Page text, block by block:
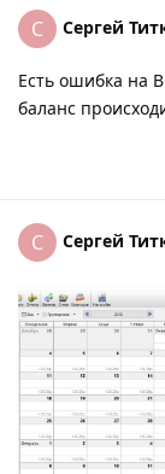
С Сергей
Есть ошибка на
баланс
С Сергей